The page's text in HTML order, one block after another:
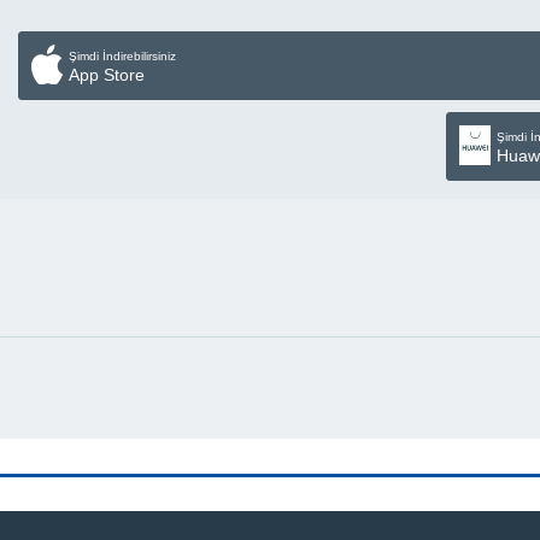
Şimdi İndirebilirsiniz
App Store
Şimdi